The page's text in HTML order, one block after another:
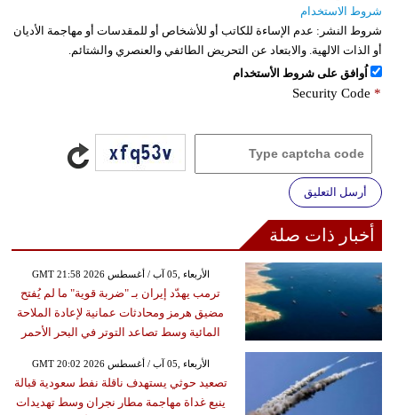
شروط الاستخدام
شروط النشر: عدم الإساءة للكاتب أو للأشخاص أو للمقدسات أو مهاجمة الأديان
أو الذات الالهية. والابتعاد عن التحريض الطائفي والعنصري والشتائم.
اُوافق على شروط الأستخدام
Security Code *
أرسل التعليق
أخبار ذات صلة
GMT 21:58 2026 الأربعاء ,05 آب / أغسطس
ترمب يهدّد إيران بـ "ضربة قوية" ما لم يُفتح
مضيق هرمز ومحادثات عمانية لإعادة الملاحة
المائية وسط تصاعد التوتر في البحر الأحمر
GMT 20:02 2026 الأربعاء ,05 آب / أغسطس
تصعيد حوثي يستهدف ناقلة نفط سعودية قبالة
ينبع غداة مهاجمة مطار نجران وسط تهديدات